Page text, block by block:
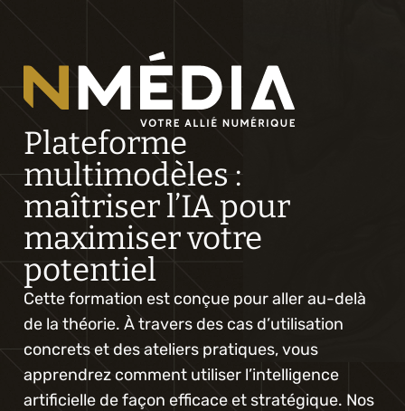
Plateforme
multimodèles :
maîtriser l’IA pour
maximiser votre
potentiel
Cette formation est conçue pour aller au-delà
de la théorie. À travers des cas d’utilisation
concrets et des ateliers pratiques, vous
apprendrez comment utiliser l’intelligence
artificielle de façon efficace et stratégique. Nos